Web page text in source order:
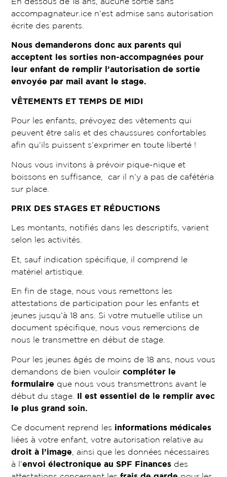
accompagnateur.ice n’est admise sans autorisation
écrite des parents.
Nous demanderons donc aux parents qui
acceptent les sorties non-accompagnées pour
leur enfant de remplir l’autorisation de sortie
envoyée par mail avant le stage.
VÊTEMENTS ET TEMPS DE MIDI
Pour les enfants, prévoyez des vêtements qui
peuvent être salis et des chaussures confortables
afin qu’ils puissent s’exprimer en toute liberté !
Nous vous invitons à prévoir pique-nique et
boissons en suffisance, car il n’y a pas de cafétéria
sur place.
PRIX DES STAGES ET RÉDUCTIONS
Les montants, notifiés dans les descriptifs, varient
selon les activités.
Et, sauf indication spécifique, il comprend le
matériel artistique.
En fin de stage, nous vous remettons les
attestations de participation pour les enfants et
jeunes jusqu’à 18 ans. Si votre mutuelle utilise un
document spécifique, nous vous remercions de
nous le transmettre en début de stage.
Pour les jeunes âgés de moins de 18 ans, nous vous
demandons de bien vouloircompléter le
formulaire que nous vous transmettrons avant le
début du stage. Il est essentiel de le remplir avec
le plus grand soin.
Ce document reprend les informations médicales
liées à votre enfant, votre autorisation relative au
droit à l’image , ainsi que les données nécessaires
à l’envoi électronique au SPF Finances des